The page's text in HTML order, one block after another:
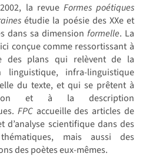
la revue Formes poétiques
étudie la poésie des XXe et
dans sa dimension formelle. La
conçue comme ressortissant à
des plans qui relèvent de la
linguistique, infra-linguistique
du texte, et qui se prêtent à
et à la description
FPCaccueille des articles de
d’analyse scientifique dans des
mais aussi des
des poètes eux-mêmes.